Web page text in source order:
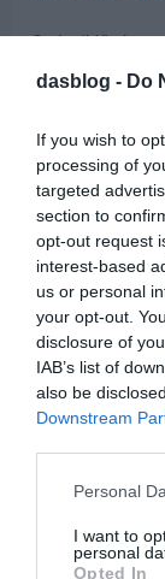
dasblog - Do
If you wish to
processing of
targeted
section to
opt-out request
interest-based
us or personal
your opt-out.
disclosure of
IAB’s list of
also be
Downstream
Please note
not limited to
grant or deny
Personal
I want to
personal
Opted In
igyekszem
legfeljebb
havonta
országban
megható, hogy
ahol az íróval
járvány előtt
ország számos
biztonságos